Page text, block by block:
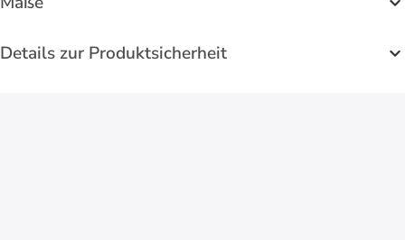
Details zur Produktsicherheit